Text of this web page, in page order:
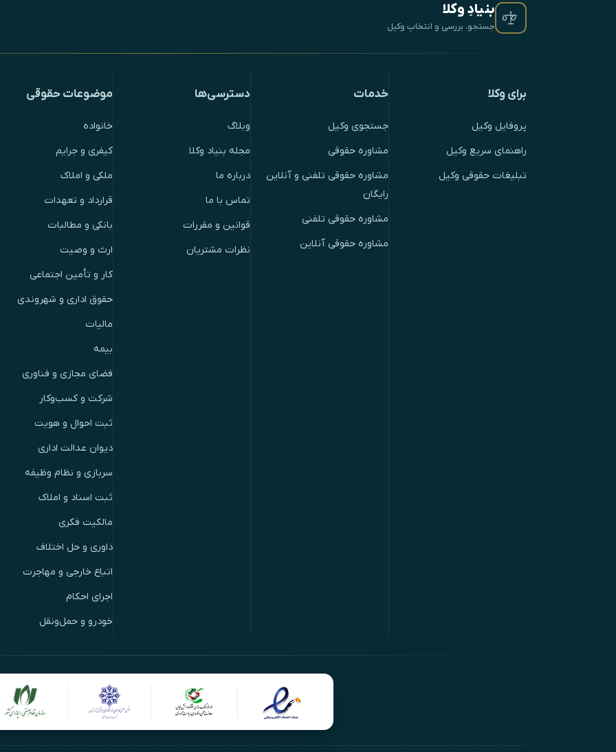
بنیادِ وکلا
جستجو، بررسی و انتخابِ وکیل
برای وکلا
پروفایل وکیل
راهنمای سریع وکیل
تبلیغات حقوقی وکیل
خدمات
جستجوی وکیل
مشاوره حقوقی
مشاوره حقوقی تلفنی و آنلاین
رایگان
مشاوره حقوقی تلفنی
مشاوره حقوقی آنلاین
دسترسی‌ها
وبلاگ
مجله بنیاد وکلا
درباره ما
تماس با ما
قوانین و مقررات
نظرات مشتریان
موضوعات حقوقی
خانواده
کیفری و جرایم
ملکی و املاک
قرارداد و تعهدات
بانکی و مطالبات
ارث و وصیت
کار و تأمین اجتماعی
حقوق اداری و شهروندی
مالیات
بیمه
فضای مجازی و فناوری
شرکت و کسب‌وکار
ثبت احوال و هویت
دیوان عدالت اداری
سربازی و نظام وظیفه
ثبت اسناد و املاک
مالکیت فکری
داوری و حل اختلاف
اتباع خارجی و مهاجرت
اجرای احکام
خودرو و حمل‌ونقل